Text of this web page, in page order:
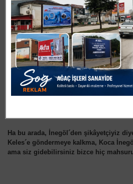
Dört tarafı sularla çevrili ilçemiz
yaşayanlar için cehennem olmaya
duruma bir dur demesinin vakti
Yatrımcı gelip İnegöl´ün bir köşesine
kazanırken, İnegöl halkı afedersiniz
bulamıyorsa bu duruma birilerinin ses
gelmiştir.
İki yıl öncesine kadar 2 ayda bir gelen
Ha bu arada, İnegöl´den şikâyetçiyiz
Keles´e göndermeye kalkma, Koca
ama siz gidebilirsiniz bizce hiç